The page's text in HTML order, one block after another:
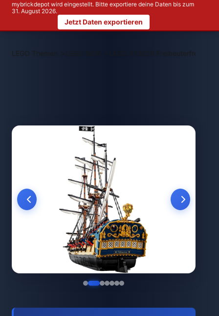
mybrickdepot wird eingestellt. Bitte exportiere deine Daten bis zum
31. August 2026.
Jetzt Daten exportieren
LEGO Themen > LEGO 910059 Freibeuterfregatte